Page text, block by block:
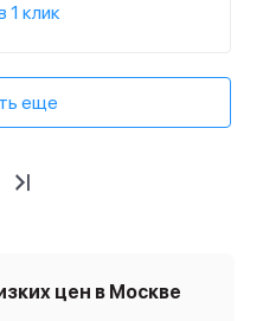
1 клик
еще
цен в Москве